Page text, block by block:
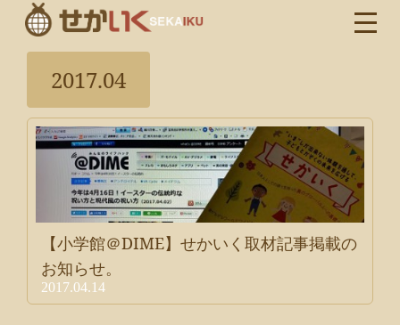
2017.04
【小学館＠DIME】せかいく取材記事掲載の
お知らせ。
2017.04.14